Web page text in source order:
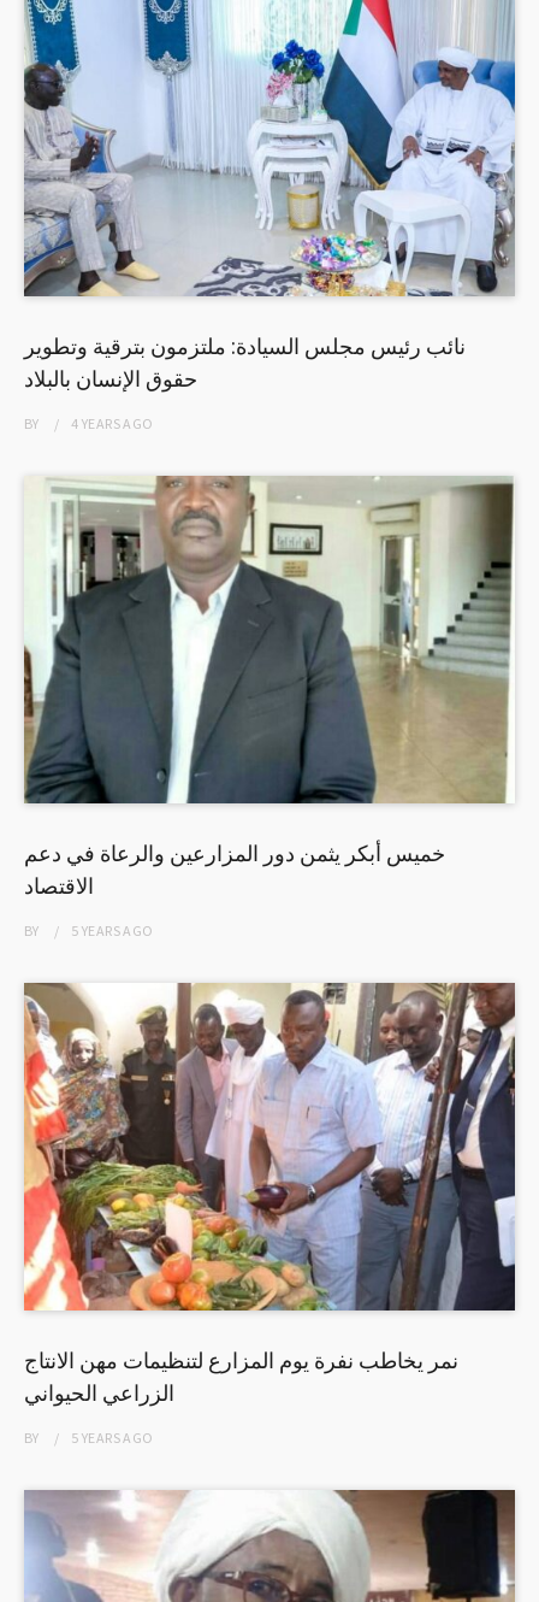
نائب رئيس مجلس السيادة: ملتزمون بترقية وتطوير
حقوق الإنسان بالبلاد
BY 4 YEARSAGO
خميس أبكر يثمن دور المزارعين والرعاة في دعم
الاقتصاد
BY 5 YEARSAGO
نمر يخاطب نفرة يوم المزارع لتنظيمات مهن الانتاج
الزراعي الحيواني
BY 5 YEARSAGO